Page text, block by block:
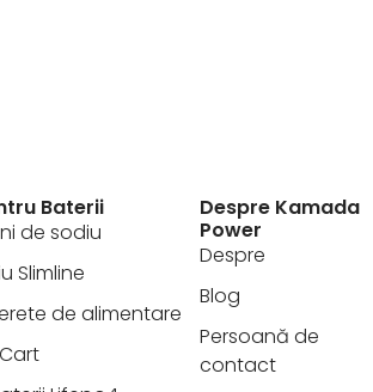
Baterii
de sodiu
Slimline
de alimentare
Despre Kamada
Power
Despre
Blog
Persoană de
contact